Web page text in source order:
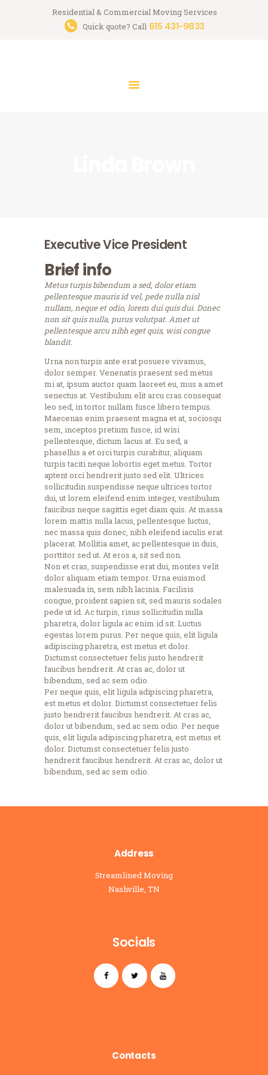
Residential & Commercial Moving Services
Quick quote? Call 615 431-9833
Streamlined Moving
HOME
SERVICES
Executive Vice President
Brief info
Metus turpis bibendum a sed, dolor etiam
pellentesque mauris id vel, pede nulla nisl
nullam, neque et odio, lorem dui quis dui. Donec
non sit quis nulla, purus volutpat. Amet ut
pellentesque arcu nibh eget quis, wisi congue
blandit.
Urna non turpis ante erat posuere vivamus,
dolor semper. Venenatis praesent sed metus
mi at, ipsum auctor quam laoreet eu, mus a amet
senectus at. Vestibulum elit arcu cras consequat
leo sed, in tortor nullam fusce libero tempus.
Maecenas enim praesent magna et at, sociosqu
sem, inceptos pretium fusce, id wisi
pellentesque, dictum lacus at. Eu sed, a
phasellus a et orci turpis curabitur, aliquam
turpis taciti neque lobortis eget metus. Tortor
aptent orci hendrerit justo sed elit. Ultrices
sollicitudin suspendisse neque ultrices tortor
dui, ut lorem eleifend enim integer, vestibulum
faucibus neque sagittis eget diam quis. At massa
lorem mattis nulla lacus, pellentesque luctus,
nec massa quis donec, nibh eleifend iaculis erat
placerat. Mollitia amet, ac pellentesque in duis,
porttitor sed ut. At eros a, sit sed non.
Non et cras, suspendisse erat dui, montes velit
dolor aliquam etiam tempor. Urna euismod
malesuada in, sem nibh lacinia. Facilisis
congue, proident sapien sit, sed mauris sodales
pede ut id. Ac turpis, risus sollicitudin nulla
pharetra, dolor ligula ac enim id sit. Luctus
egestas lorem purus. Per neque quis, elit ligula
adipiscing pharetra, est metus et dolor.
Dictumst consectetuer felis justo hendrerit
faucibus hendrerit. At cras ac, dolor ut
bibendum, sed ac sem odio.
Per neque quis, elit ligula adipiscing pharetra,
est metus et dolor. Dictumst consectetuer felis
justo hendrerit faucibus hendrerit. At cras ac,
dolor ut bibendum, sed ac sem odio. Per neque
quis, elit ligula adipiscing pharetra, est metus et
dolor. Dictumst consectetuer felis justo
hendrerit faucibus hendrerit. At cras ac, dolor ut
bibendum, sed ac sem odio.
Address
Streamlined Moving
Nashville, TN
Socials
Contacts